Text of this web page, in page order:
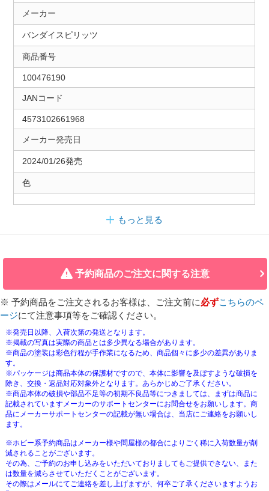
メーカー
バンダイスピリッツ
商品番号
100476190
JANコード
4573102661968
メーカー発売日
2024/01/26発売
色
もっと見る
予約商品のご注文に関する注意
※ 予約商品をご注文されるお客様は、ご注文前に必ずこちらのペ
ージにて注意事項等をご確認ください。
※発売日以降、入荷次第の発送となります。
※掲載の写真は実際の商品とは多少異なる場合があります。
※商品の塗装は彩色行程が手作業になるため、商品個々に多少の差異がありま
す。
※パッケージは商品本体の保護材ですので、本体に影響を及ぼすような破損を
除き、交換・返品対応対象外となります。あらかじめご了承ください。
※商品本体の破損や部品不足等の初期不良品等につきましては、まずは商品に
記載されていますメーカーのサポートセンターにお問合せをお願いします。商
品にメーカーサポートセンターの記載が無い場合は、当店にご連絡をお願いし
ます。
※ホビー系予約商品はメーカー様や問屋様の都合によりごく稀に入荷数量が削
減されることがございます。
その為、ご予約のお申し込みをいただいておりましてもご提供できない、また
は数量を減らさせていただくことがございます。
その際はメールにてご連絡を差し上げますが、何卒ご了承くださいますようお